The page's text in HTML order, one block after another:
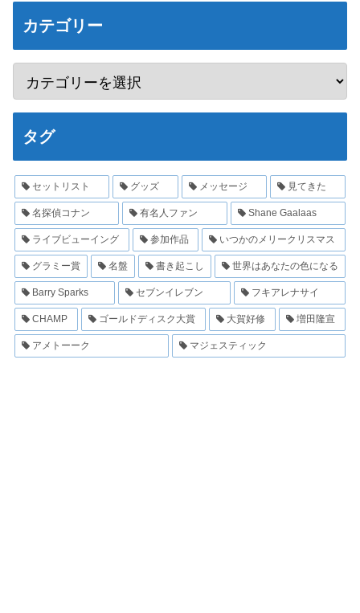
カテゴリー
タグ
セットリスト グッズ メッセージ 見てきた
名探偵コナン 有名人ファン Shane Gaalaas
ライブビューイング 参加作品 いつかのメリークリスマス
グラミー賞 名盤 書き起こし 世界はあなたの色になる
Barry Sparks セブンイレブン フキアレナサイ
CHAMP ゴールドディスク大賞 大賀好修 増田隆宣
アメトーーク マジェスティック